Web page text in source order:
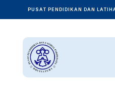
PUSAT PENDIDIKAN DAN